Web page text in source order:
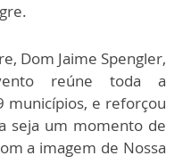
Dom Jaime Spengler,
reúne toda a
municípios, e reforçou
seja um momento de
a imagem de Nossa